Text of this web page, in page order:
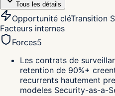
Tous les détails
Opportunité cléTransition
Facteurs internes
Forces5
Les contrats de
retention de 90%+
recurrents hautement
modeles Security-as-a-